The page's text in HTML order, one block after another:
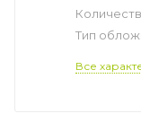
Тип
Все